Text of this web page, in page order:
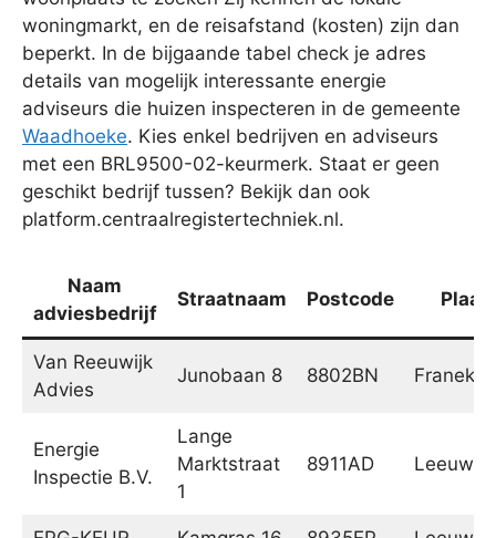
woningmarkt, en de reisafstand (kosten) zijn dan
beperkt. In de bijgaande tabel check je adres
details van mogelijk interessante energie
adviseurs die huizen inspecteren in de gemeente
Waadhoeke. Kies enkel bedrijven en adviseurs
met een BRL9500-02-keurmerk. Staat er geen
geschikt bedrijf tussen? Bekijk dan ook
platform.centraalregistertechniek.nl.
Naam
adviesbedrijf
Straatnaam Postcode
Van Reeuwijk
Advies
Junobaan 8 8802BN Franeker
Energie
Inspectie B.V.
Lange
Marktstraat
1
8911AD